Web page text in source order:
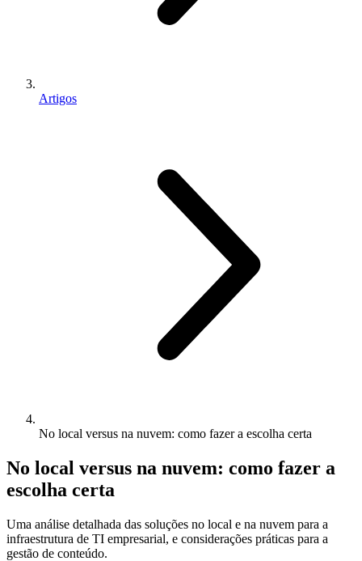
Artigos
No local versus na nuvem: como fazer a escolha certa
No local versus na nuvem: como fazer a
escolha certa
Uma análise detalhada das soluções no local e na nuvem para a
infraestrutura de TI empresarial, e considerações práticas para a
gestão de conteúdo.